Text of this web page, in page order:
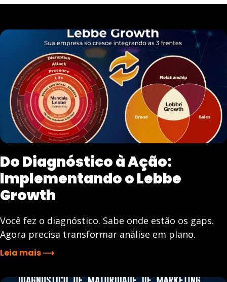
Do Diagnóstico à Ação:
Implementando o Lebbe
Growth
Você fez o diagnóstico. Sabe onde estão os gaps.
Agora precisa transformar análise em plano.
Leia mais ⟶